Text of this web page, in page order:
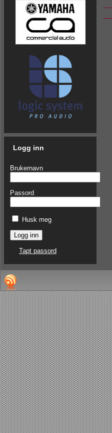
Logg inn
Brukernavn
Passord
Husk meg
Tapt passord